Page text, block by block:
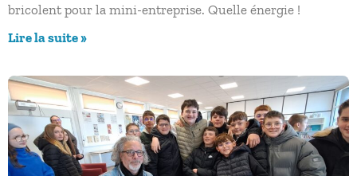
bricolent pour la mini-entreprise. Quelle énergie !
Lire la suite »